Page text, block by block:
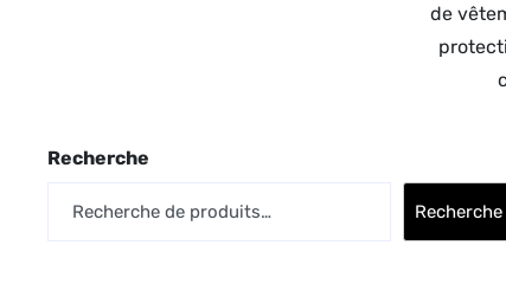
de
Recherche
Recherche